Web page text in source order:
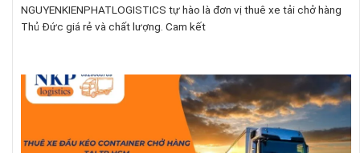
NGUYENKIENPHATLOGISTICS tự hào là đơn vị thuê xe tải chở hàng
Thủ Đức giá rẻ và chất lượng. Cam kết